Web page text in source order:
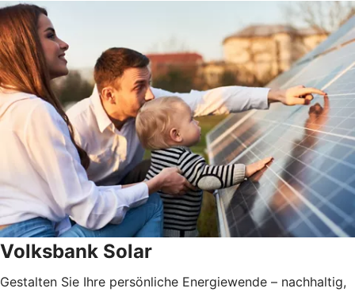
Volksbank Solar
Gestalten Sie Ihre persönliche Energiewende – nachhaltig,